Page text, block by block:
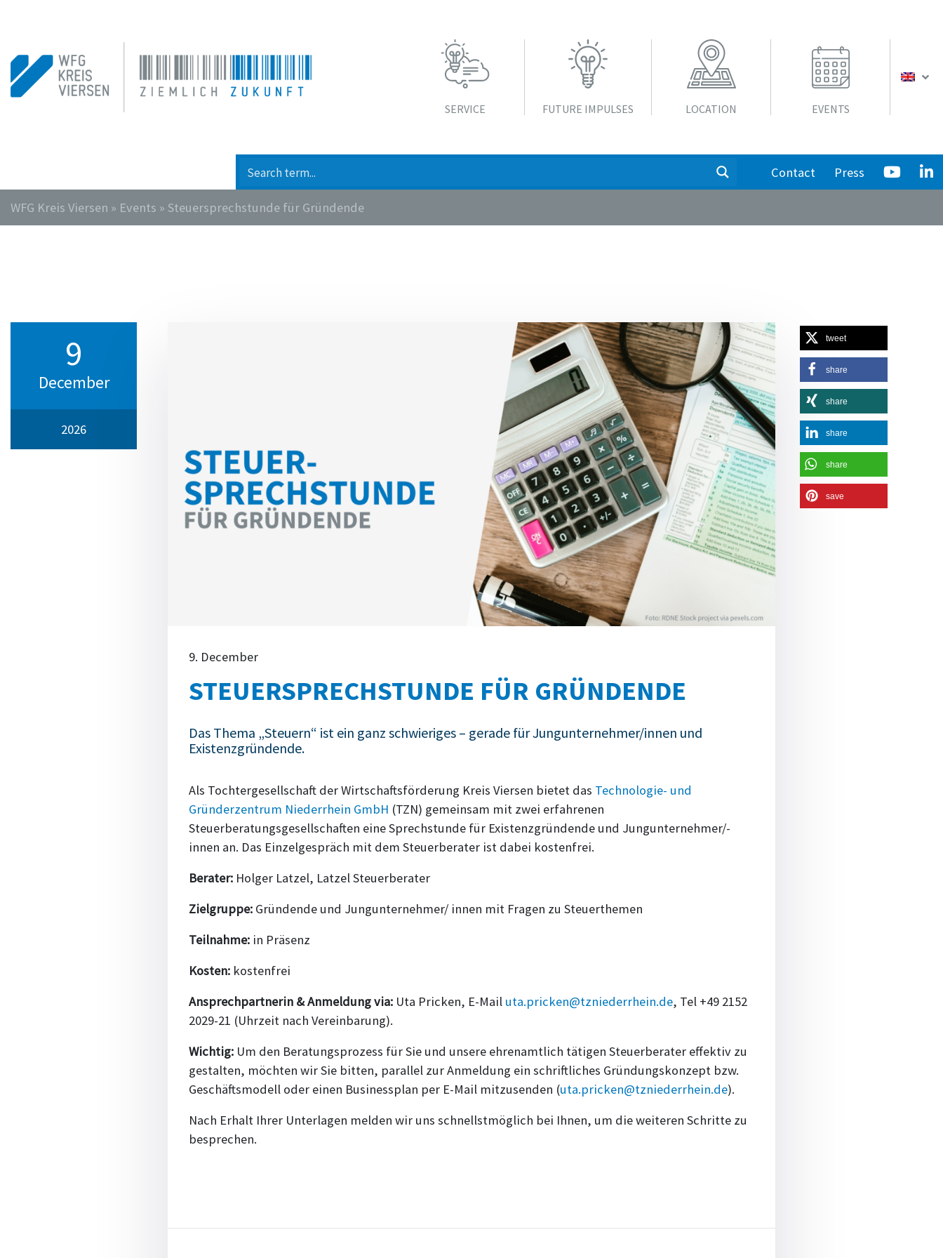
SERVICE FUTURE IMPULSES LOCATION EVENTS
Contact Press
WFG Kreis Viersen » Events » Steuersprechstunde für Gründende
9
December
2026
9. December
STEUERSPRECHSTUNDE FÜR GRÜNDENDE
Das Thema „Steuern“ ist ein ganz schwieriges – gerade für Jungunternehmer/innen und
Existenzgründende.
Als Tochtergesellschaft der Wirtschaftsförderung Kreis Viersen bietet das Technologie- und
Gründerzentrum Niederrhein GmbH (TZN) gemeinsam mit zwei erfahrenen
Steuerberatungsgesellschaften eine Sprechstunde für Existenzgründende und Jungunternehmer/-
innen an. Das Einzelgespräch mit dem Steuerberater ist dabei kostenfrei.
Berater: Holger Latzel, Latzel Steuerberater
Zielgruppe: Gründende und Jungunternehmer/ innen mit Fragen zu Steuerthemen
Teilnahme: in Präsenz
Kosten: kostenfrei
Ansprechpartnerin & Anmeldung via: Uta Pricken, E-Mail uta.pricken@tzniederrhein.de, Tel +49 2152
2029-21 (Uhrzeit nach Vereinbarung).
Wichtig: Um den Beratungsprozess für Sie und unsere ehrenamtlich tätigen Steuerberater effektiv zu
gestalten, möchten wir Sie bitten, parallel zur Anmeldung ein schriftliches Gründungskonzept bzw.
Geschäftsmodell oder einen Businessplan per E-Mail mitzusenden (uta.pricken@tzniederrhein.de).
Nach Erhalt Ihrer Unterlagen melden wir uns schnellstmöglich bei Ihnen, um die weiteren Schritte zu
besprechen.
tweet
share
share
share
share
save